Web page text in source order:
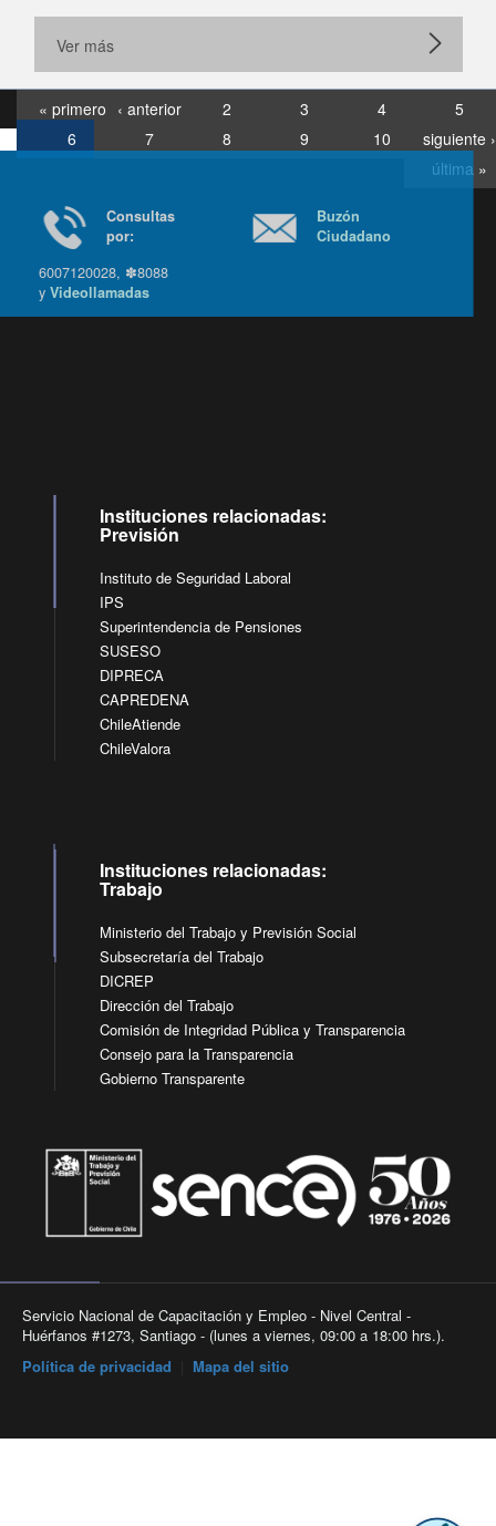
Ver más
« primero ‹ anterior 2 3 4
5
6
7 8 9 10
siguiente ›
última »
Consultas
por:
6007120028, ✽8088
yVideollamadas
Buzón
Ciudadano
Instituciones relacionadas:
Previsión
Instituto de Seguridad Laboral
IPS
Superintendencia de Pensiones
SUSESO
DIPRECA
CAPREDENA
ChileAtiende
ChileValora
Instituciones relacionadas:
Trabajo
Ministerio del Trabajo y Previsión Social
Subsecretaría del Trabajo
DICREP
Dirección del Trabajo
Comisión de Integridad Pública y Transparencia
Consejo para la Transparencia
Gobierno Transparente
Servicio Nacional de Capacitación y Empleo - Nivel Central -
Huérfanos #1273, Santiago - (lunes a viernes, 09:00 a 18:00 hrs.).
Política de privacidad
Mapa del sitio